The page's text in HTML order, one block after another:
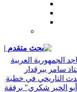
| بحث متقدم
الجمهورية العربية
سامر بيرقدار
التاريخي في خطبة
الخير شكري" برفقة